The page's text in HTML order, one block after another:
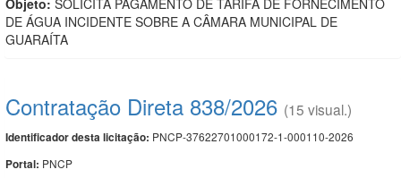
DE ÁGUA INCIDENTE SOBRE A CÂMARA MUNICIPAL DE
GUARAÍTA
Contratação Direta 838/2026 (15 visual.)
Identificador desta licitação: PNCP-37622701000172-1-000110-2026
Portal: PNCP